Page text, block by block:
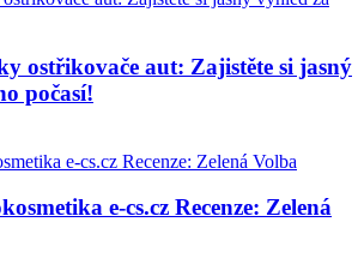
ostřikovače aut: Zajistěte si jasný
počasí!
e-cs.cz Recenze: Zelená